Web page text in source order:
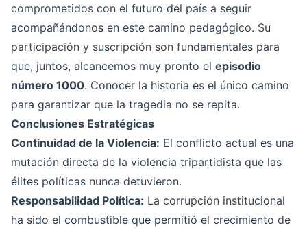
comprometidos con el futuro del país a seguir
acompañándonos en este camino pedagógico. Su
participación y suscripción son fundamentales para
que, juntos, alcancemos muy pronto el episodio
número 1000. Conocer la historia es el único camino
para garantizar que la tragedia no se repita.
Conclusiones Estratégicas
Continuidad de la Violencia: El conflicto actual es una
mutación directa de la violencia tripartidista que las
élites políticas nunca detuvieron.
Responsabilidad Política: La corrupción institucional
ha sido el combustible que permitió el crecimiento de